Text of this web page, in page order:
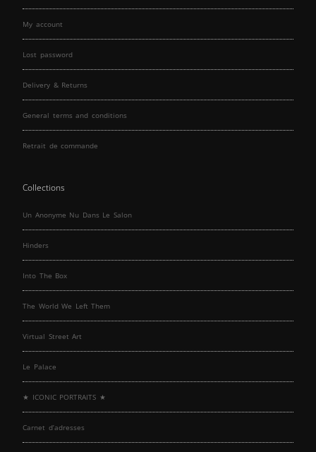
My account
Lost password
Delivery & Returns
General terms and conditions
Retrait de commande
Collections
Un Anonyme Nu Dans Le Salon
Hinders
Into The Box
The World We Left Them
Virtual Street Art
Le Palace
★ ICONIC PORTRAITS ★
Carnet d’adresses